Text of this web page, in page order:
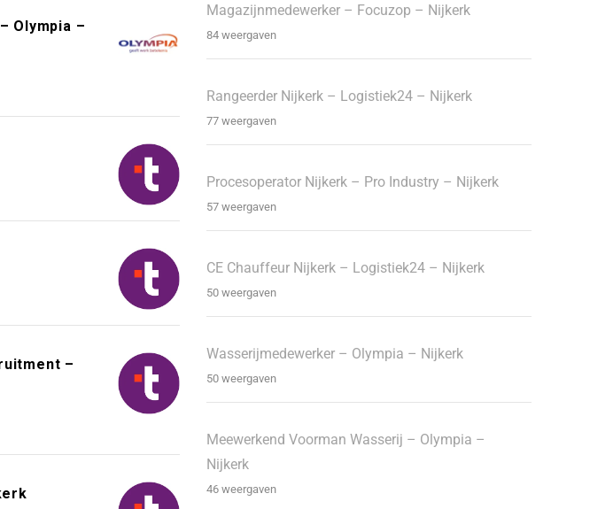
Olympia –
–
Magazijnmedewerker – Focuzop – Nijkerk
84 weergaven
Rangeerder Nijkerk – Logistiek24 – Nijkerk
77 weergaven
Procesoperator Nijkerk – Pro Industry – Nijkerk
57 weergaven
CE Chauffeur Nijkerk – Logistiek24 – Nijkerk
50 weergaven
Wasserijmedewerker – Olympia – Nijkerk
50 weergaven
Meewerkend Voorman Wasserij – Olympia –
Nijkerk
46 weergaven